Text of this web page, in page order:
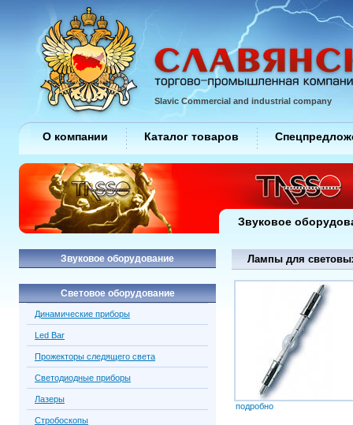
Лампы для
подробно
Звуковое оборудование
Световое оборудование
Динамические приборы
Led Bar
Прожекторы следящего света
Светодиодные приборы
Лазеры
Стробоскопы
Slavic Commercial and industrial company
О компании Каталог товаров
Звуковое